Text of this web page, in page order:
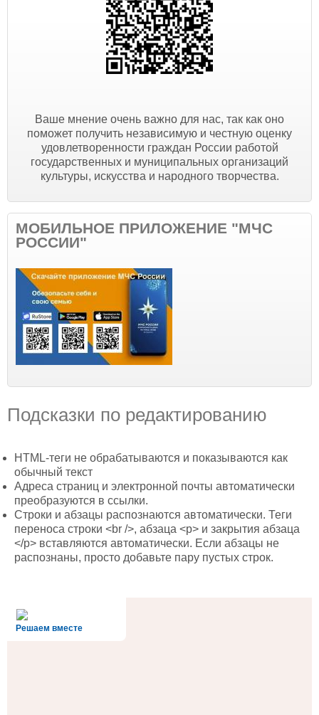
Ваше мнение очень важно для нас, так как оно
поможет получить независимую и честную оценку
удовлетворенности граждан России работой
государственных и муниципальных организаций
культуры, искусства и народного творчества.
МОБИЛЬНОЕ ПРИЛОЖЕНИЕ "МЧС
РОССИИ"
Подсказки по редактированию
HTML-теги не обрабатываются и показываются как
обычный текст
Адреса страниц и электронной почты автоматически
преобразуются в ссылки.
Строки и абзацы распознаются автоматически. Теги
переноса строки <br />, абзаца <p> и закрытия абзаца
</p> вставляются автоматически. Если абзацы не
распознаны, просто добавьте пару пустых строк.
Решаем вместе